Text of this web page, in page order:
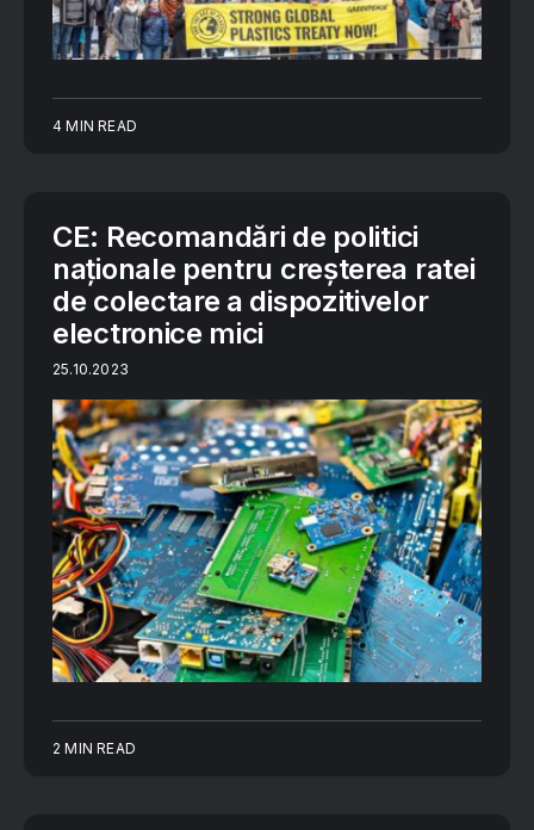
4 MIN READ
CE: Recomandări de politici
naționale pentru creșterea ratei
de colectare a dispozitivelor
electronice mici
25.10.2023
2 MIN READ